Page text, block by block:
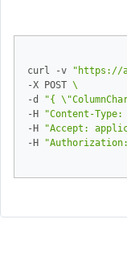
curl -v
"https://
-X POST
-d
"{
-H
"Content-
-H
"Accept:
-H